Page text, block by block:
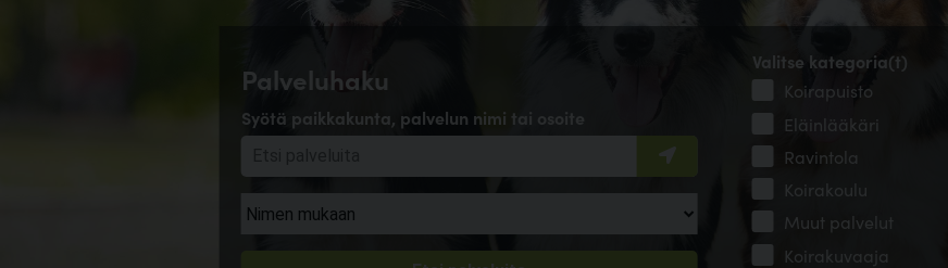
Palveluhaku
Syötä paikkakunta, palvelun nimi tai osoite
Valitse kategoria(t)
Koirapuisto
Eläinlääkäri
Ravintola
Koirakoulu
Muut palvelut
Koirakuvaaja